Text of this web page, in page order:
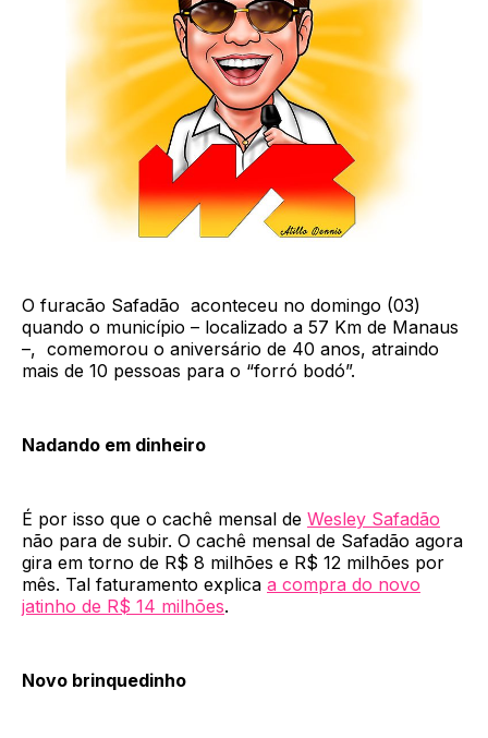
O furacão Safadão aconteceu no domingo (03)
quando o município – localizado a 57 Km de Manaus
–, comemorou o aniversário de 40 anos, atraindo
mais de 10 pessoas para o “forró bodó”.
Nadando em dinheiro
É por isso que o cachê mensal de Wesley Safadão
não para de subir. O cachê mensal de Safadão agora
gira em torno de R$ 8 milhões e R$ 12 milhões por
mês. Tal faturamento explica a compra do novo
jatinho de R$ 14 milhões.
Novo brinquedinho